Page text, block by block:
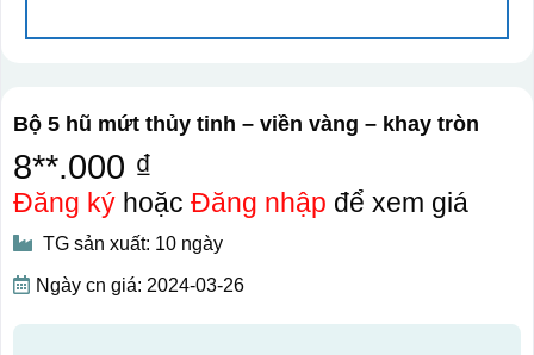
Bộ 5 hũ mứt thủy tinh – viền vàng – khay tròn
8**.000 ₫
Đăng kýhoặc Đăng nhập để xem giá
TG sản xuất: 10 ngày
Ngày cn giá: 2024-03-26